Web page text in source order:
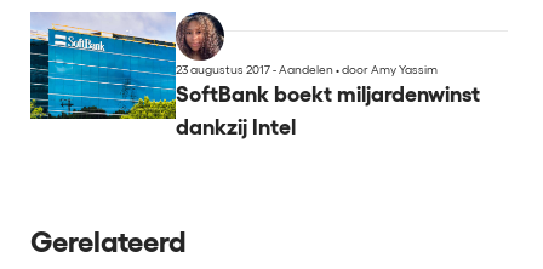
23 augustus 2017 - Aandelen•door Amy Yassim
SoftBank boekt miljardenwinst
dankzij Intel
Gerelateerd